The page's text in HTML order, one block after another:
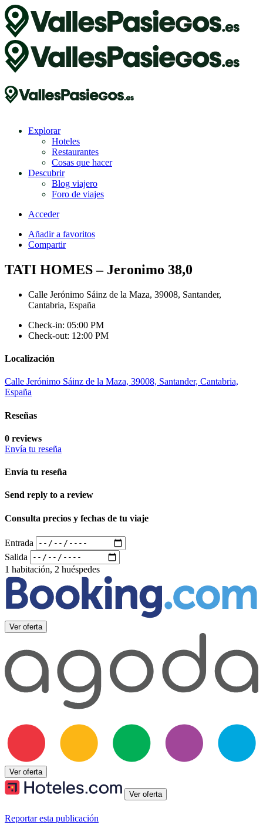
Explorar
Hoteles
Restaurantes
Cosas que hacer
Descubrir
Blog viajero
Foro de viajes
Acceder
Añadir a favoritos
Compartir
TATI HOMES – Jeronimo 38,0
Calle Jerónimo Sáinz de la Maza, 39008, Santander,
Cantabria, España
Check-in: 05:00 PM
Check-out: 12:00 PM
Localización
Calle Jerónimo Sáinz de la Maza, 39008, Santander, Cantabria,
España
Reseñas
0 reviews
Envía tu reseña
Envía tu reseña
Send reply to a review
Consulta precios y fechas de tu viaje
Entrada
Salida
1 habitación, 2 huéspedes
Ver oferta
Ver oferta
Ver oferta
Reportar esta publicación